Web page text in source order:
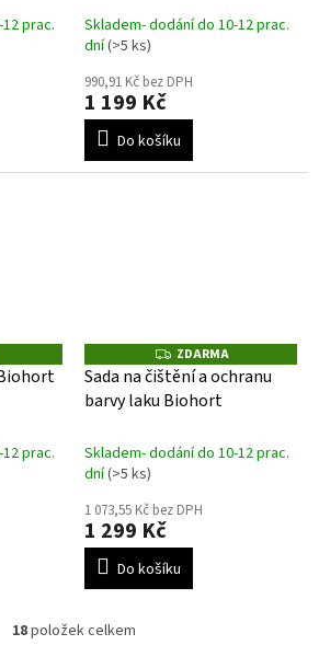
prac.
Skladem- dodání do 10-12 prac.
dní(>5 ks)
990,91 Kč bez DPH
1 199 Kč
Do košíku
prac.
Z
D
A
R
ZDARMA
Sada na čištění a ochranu
barvy laku Biohort
Skladem- dodání do 10-12 prac.
dní(>5 ks)
1 073,55 Kč bez DPH
1 299 Kč
Do košíku
18položek celkem